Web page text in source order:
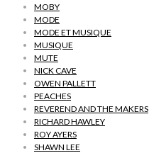
MOBY
MODE
MODE ET MUSIQUE
MUSIQUE
MUTE
NICK CAVE
OWEN PALLETT
PEACHES
REVEREND AND THE MAKERS
RICHARD HAWLEY
ROY AYERS
SHAWN LEE